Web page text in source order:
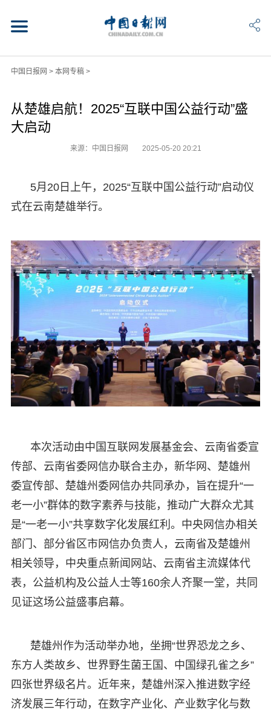
中国日报网 > 本网专稿>
从楚雄启航！2025“互联中国公益行动”盛
大启动
来源：中国日报网 2025-05-20 20:21
5月20日上午，2025“互联中国公益行动”启动仪
式在云南楚雄举行。
本次活动由中国互联网发展基金会、云南省委宣
传部、云南省委网信办联合主办，新华网、楚雄州
委宣传部、楚雄州委网信办共同承办，旨在提升“一
老一小”群体的数字素养与技能，推动广大群众尤其
是“一老一小”共享数字化发展红利。中央网信办相关
部门、部分省区市网信办负责人，云南省及楚雄州
相关领导，中央重点新闻网站、云南省主流媒体代
表，公益机构及公益人士等160余人齐聚一堂，共同
见证这场公益盛事启幕。
楚雄州作为活动举办地，坐拥“世界恐龙之乡、
东方人类故乡、世界野生菌王国、中国绿孔雀之乡”
四张世界级名片。近年来，楚雄州深入推进数字经
济发展三年行动，在数字产业化、产业数字化与数